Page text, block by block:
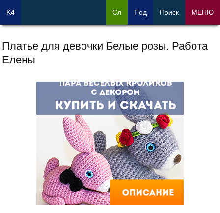
Платье для девочки Белые розы. Работа
Елены
K4 Сл Под Поиск МЕНЮ